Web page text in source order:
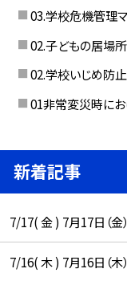
03.学校危機管理
02.子どもの居場
02.学校いじめ防
01非常変災時に
新着記事
7/17( 金 ) 7月17日（
7/16( 木 ) 7月16日（